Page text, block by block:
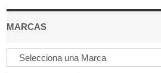
MARCAS